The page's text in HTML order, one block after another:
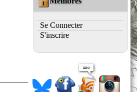
Se Connecter
S'inscrire